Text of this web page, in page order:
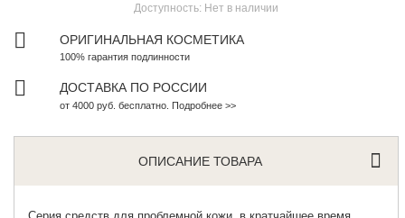
Доступность: Нет в наличии
ОРИГИНАЛЬНАЯ КОСМЕТИКА
100% гарантия подлинности
ДОСТАВКА ПО РОССИИ
от 4000 руб. бесплатно. Подробнее >>
ОПИСАНИЕ ТОВАРА